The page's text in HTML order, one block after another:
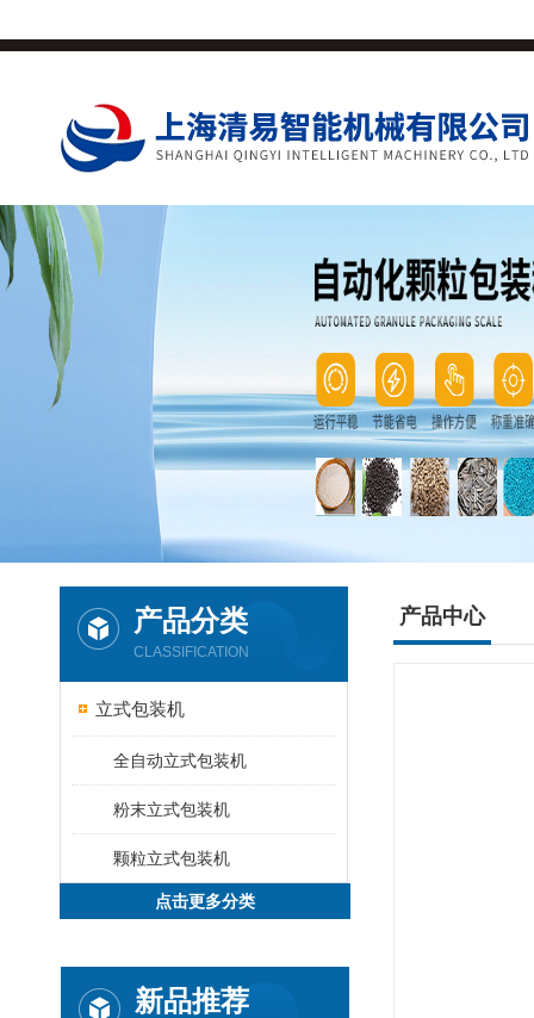
产品分类
CLASSIFICATION
立式包装机
全自动立式包装机
粉末立式包装机
颗粒立式包装机
点击更多分类
新品推荐
产品中心